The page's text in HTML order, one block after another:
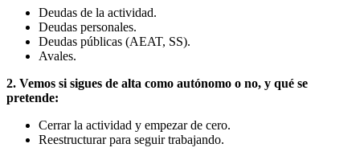
Deudas de la actividad.
Deudas personales.
Deudas públicas (AEAT, SS).
Avales.
2. Vemos si sigues de alta como autónomo o no, y qué se
pretende:
Cerrar la actividad y empezar de cero.
Reestructurar para seguir trabajando.